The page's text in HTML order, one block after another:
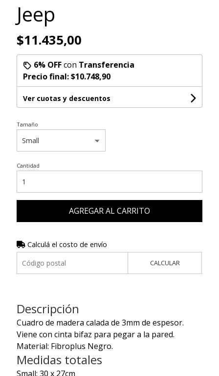
Jeep
$11.435,00
6% OFFcon Transferencia
Precio final:$10.748,90
Ver cuotas y descuentos
Tamaño
Cantidad
AGREGAR AL CARRITO
Calculá el costo de envío
CALCULAR
Descripción
Cuadro de madera calada de 3mm de espesor.
Viene con cinta bifaz para pegar a la pared.
Material: Fibroplus Negro.
Medidas totales
Small: 30 x 27cm